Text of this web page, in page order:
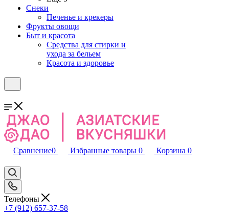
Снеки
Печенье и крекеры
Фрукты овощи
Быт и красота
Средства для стирки и
ухода за бельем
Красота и здоровье
Сравнение0 Избранные товары 0 Корзина 0
Телефоны
+7 (912) 657-37-58